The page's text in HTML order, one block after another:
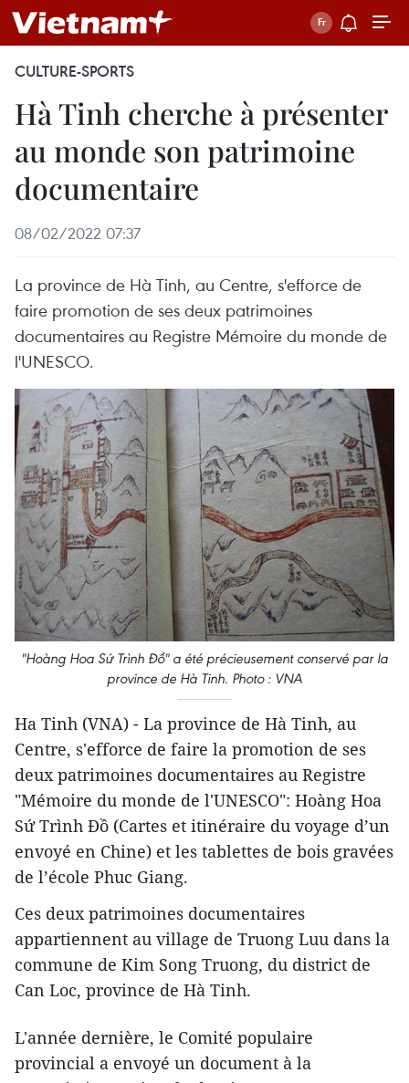
CULTURE-SPORTS
Hà Tinh cherche à présenter
au monde son patrimoine
documentaire
08/02/2022 07:37
La province de Hà Tinh, au Centre, s'efforce de
faire promotion de ses deux patrimoines
documentaires au Registre Mémoire du monde de
l'UNESCO.
"Hoàng Hoa Sứ Trình Đồ" a été précieusement conservé par la
province de Hà Tinh. Photo : VNA
Ha Tinh (VNA) - La province de Hà Tinh, au
Centre, s'efforce de faire la promotion de ses
deux patrimoines documentaires au Registre
"Mémoire du monde de l'UNESCO": Hoàng Hoa
Sứ Trình Đồ (Cartes et itinéraire du voyage d’un
envoyé en Chine) et les tablettes de bois gravées
de l’école Phuc Giang.
Ces deux patrimoines documentaires
appartiennent au village de Truong Luu dans la
commune de Kim Song Truong, du district de
Can Loc, province de Hà Tinh.
L'année dernière, le Comité populaire
provincial a envoyé un document à la